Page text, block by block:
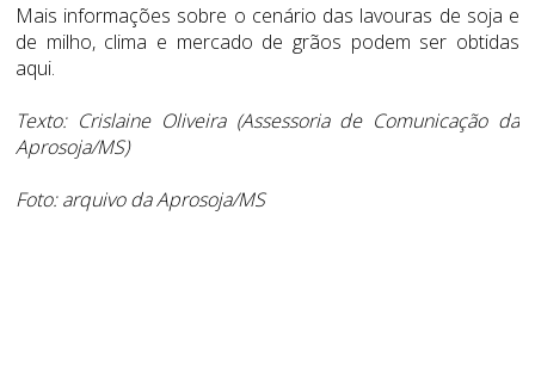
Mais informações sobre o cenário das lavouras de soja e
de milho, clima e mercado de grãos podem ser obtidas
aqui.
Texto: Crislaine Oliveira (Assessoria de Comunicação da
Aprosoja/MS)
Foto: arquivo da Aprosoja/MS